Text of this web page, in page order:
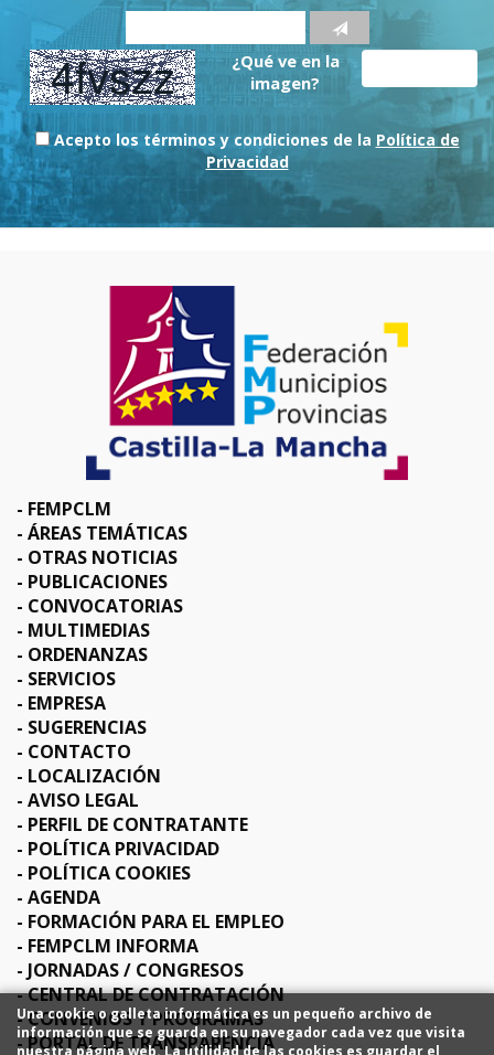
¿Qué ve en la
imagen?
Acepto los términos y condiciones de la Política de
Privacidad
FEMPCLM
ÁREAS TEMÁTICAS
OTRAS NOTICIAS
PUBLICACIONES
CONVOCATORIAS
MULTIMEDIAS
ORDENANZAS
SERVICIOS
EMPRESA
SUGERENCIAS
CONTACTO
LOCALIZACIÓN
AVISO LEGAL
PERFIL DE CONTRATANTE
POLÍTICA PRIVACIDAD
POLÍTICA COOKIES
AGENDA
FORMACIÓN PARA EL EMPLEO
FEMPCLM INFORMA
JORNADAS / CONGRESOS
CENTRAL DE CONTRATACIÓN
CONVENIOS Y PROGRAMAS
PORTAL DE TRANSPARENCIA
Una cookie o galleta informática es un pequeño archivo de
información que se guarda en su navegador cada vez que visita
nuestra página web. La utilidad de las cookies es guardar el